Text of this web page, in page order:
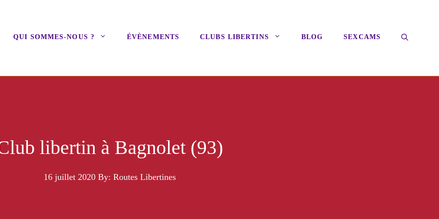
QUI SOMMES-NOUS ? ÉVÈNEMENTS CLUBS LIBERTINS BLOG SEXCAMS
libertin à Bagnolet (93)
16 juillet 2020 By: Routes Libertines